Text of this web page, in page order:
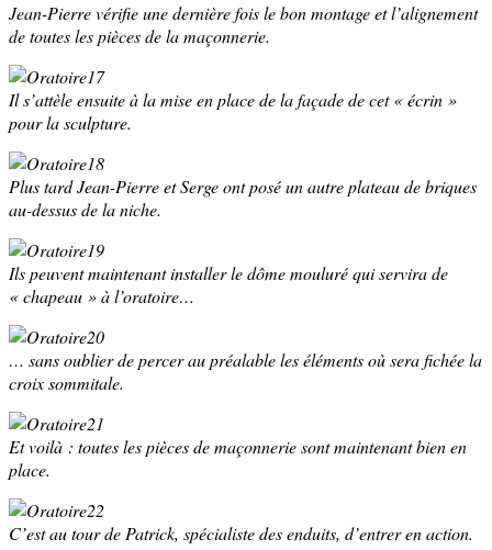
Jean-Pierre vérifie une dernière fois le bon montage et l’alignement
de toutes les pièces de la maçonnerie.
Il s’attèle ensuite à la mise en place de la ­façade de cet « écrin »
pour la sculpture.
Plus tard Jean-Pierre et Serge ont posé un autre plateau de briques
au-dessus de la niche.
Ils peuvent maintenant installer le dôme mouluré qui servira de
« chapeau » à l’oratoire…
… sans oublier de percer au préalable les éléments où sera fichée la
croix sommitale.
Et voilà : toutes les pièces de maçonnerie sont maintenant bien en
place.
C’est au tour de Patrick, spécialiste des enduits, d’entrer en action.